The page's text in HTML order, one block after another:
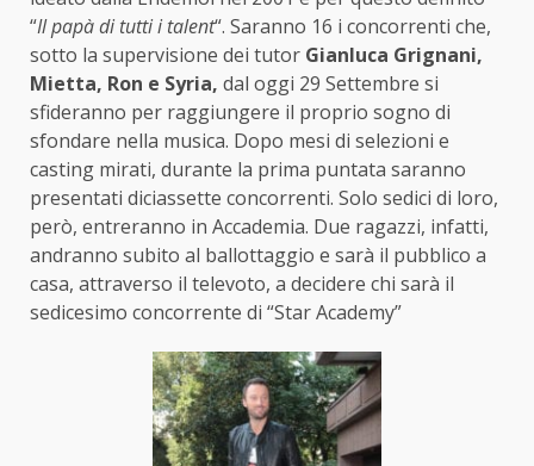
“Il papà di tutti i talent“. Saranno 16 i concorrenti che,
sotto la supervisione dei tutor Gianluca Grignani,
Mietta, Ron e Syria, dal oggi 29 Settembre si
sfideranno per raggiungere il proprio sogno di
sfondare nella musica. Dopo mesi di selezioni e
casting mirati, durante la prima puntata saranno
presentati diciassette concorrenti. Solo sedici di loro,
però, entreranno in Accademia. Due ragazzi, infatti,
andranno subito al ballottaggio e sarà il pubblico a
casa, attraverso il televoto, a decidere chi sarà il
sedicesimo concorrente di “Star Academy”